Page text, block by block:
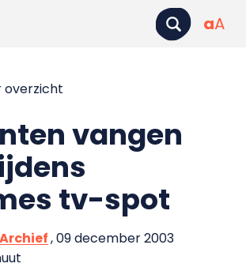
aA
overzicht
vangen
tv-spot
, 09 december 2003